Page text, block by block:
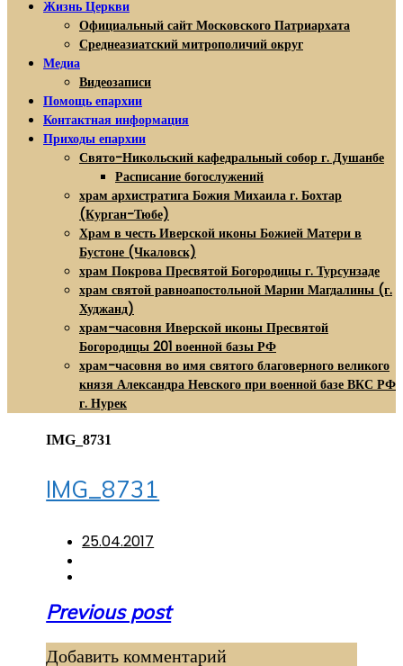
Жизнь Церкви
Официальный сайт Московского Патриархата
Среднеазиатский митрополичий округ
Медиа
Видеозаписи
Помощь епархии
Контактная информация
Приходы епархии
Свято-Никольский кафедральный собор г. Душанбе
Расписание богослужений
храм архистратига Божия Михаила г. Бохтар
(Курган-Тюбе)
Храм в честь Иверской иконы Божией Матери в
Бустоне (Чкаловск)
храм Покрова Пресвятой Богородицы г. Турсунзаде
храм святой равноапостольной Марии Магдалины (г.
Худжанд)
храм-часовня Иверской иконы Пресвятой
Богородицы 201 военной базы РФ
храм-часовня во имя святого благоверного великого
князя Александра Невского при военной базе ВКС РФ
г. Нурек
IMG_8731
IMG_8731
25.04.2017
Навигация
записям
Previous post
Добавить комментарий